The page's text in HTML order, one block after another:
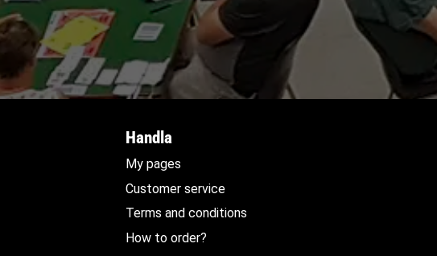
Handla
My pages
Customer service
Terms and conditions
How to order?